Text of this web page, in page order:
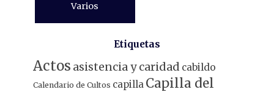
Varios
Etiquetas
Actos asistencia y caridad cabildo
Calendario de Cultos capilla Capilla del